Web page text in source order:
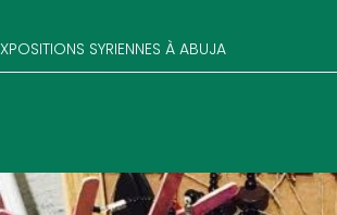
SYRIENNES À ABUJA